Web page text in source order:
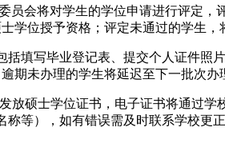
员会将对学生的学位申请进行评定
学位授予资格；评定未通过的学生，
填写毕业登记表、提交个人证件
期未办理的学生将延迟至下一批次办
放硕士学位证书，电子证书将通过
等），如有错误需及时联系学校更正